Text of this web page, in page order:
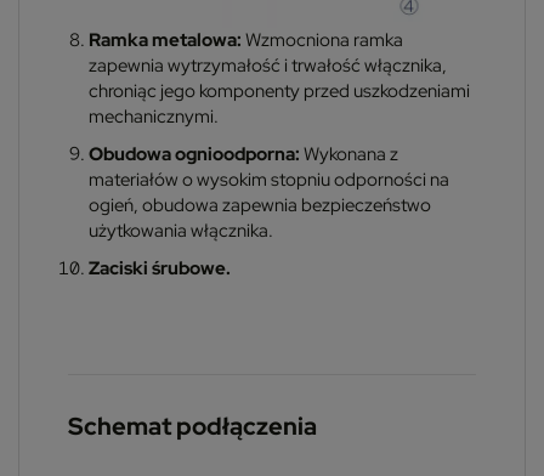
Ramka metalowa: Wzmocniona ramka
zapewnia wytrzymałość i trwałość włącznika,
chroniąc jego komponenty przed uszkodzeniami
mechanicznymi.
Obudowa ognioodporna: Wykonana z
materiałów o wysokim stopniu odporności na
ogień, obudowa zapewnia bezpieczeństwo
użytkowania włącznika.
Zaciski śrubowe.
Schemat podłączenia